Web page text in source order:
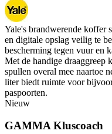
Yale's brandwerende koffer
en digitale opslag veilig te
bescherming tegen vuur en
Met de handige draaggreep
spullen overal mee naartoe
liter biedt ruimte voor
paspoorten.
Nieuw
GAMMA Kluscoach